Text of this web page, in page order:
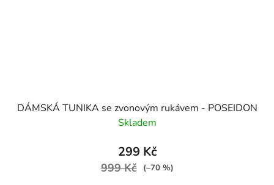
DÁMSKÁ TUNIKA se zvonovým rukávem - POSEIDON
Skladem
299 Kč
999 Kč (–70 %)